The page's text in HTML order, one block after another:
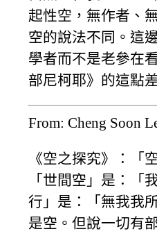
起性空，無作者、
空的說法不同。這
學者而不是老參在
部尼柯耶》的這點
From: Cheng Soon
《空之探究》：「
「世間空」是：「
行」是：「無我我
是空。但說一切有